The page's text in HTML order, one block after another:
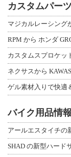
カスタムパー
ネクサスから
バイク用品情報
SHAD の新型ハード